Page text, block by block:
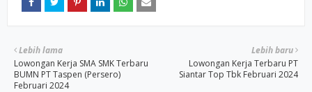
Lebih baru
Lowongan Kerja Terbaru PT
Siantar Top Tbk Februari 2024
Lebih lama
Lowongan Kerja SMA SMK Terbaru
BUMN PT Taspen (Persero)
Februari 2024